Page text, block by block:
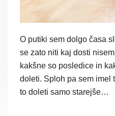
O putiki sem dolgo časa
se zato niti kaj dosti
kakšne so posledice in
doleti. Sploh pa sem imel
to doleti samo starejše…